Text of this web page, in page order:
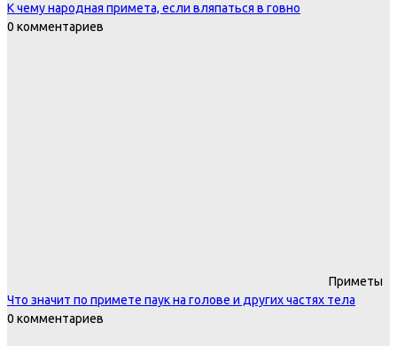
К чему народная примета, если вляпаться в говно
0 комментариев
Приметы
Что значит по примете паук на голове и других частях тела
0 комментариев